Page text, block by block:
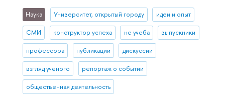
Наука Университет, открытый городу идеи и опыт
СМИ конструктор успеха не учеба выпускники
профессора публикации дискуссии
взгляд ученого репортаж о событии
общественная деятельность